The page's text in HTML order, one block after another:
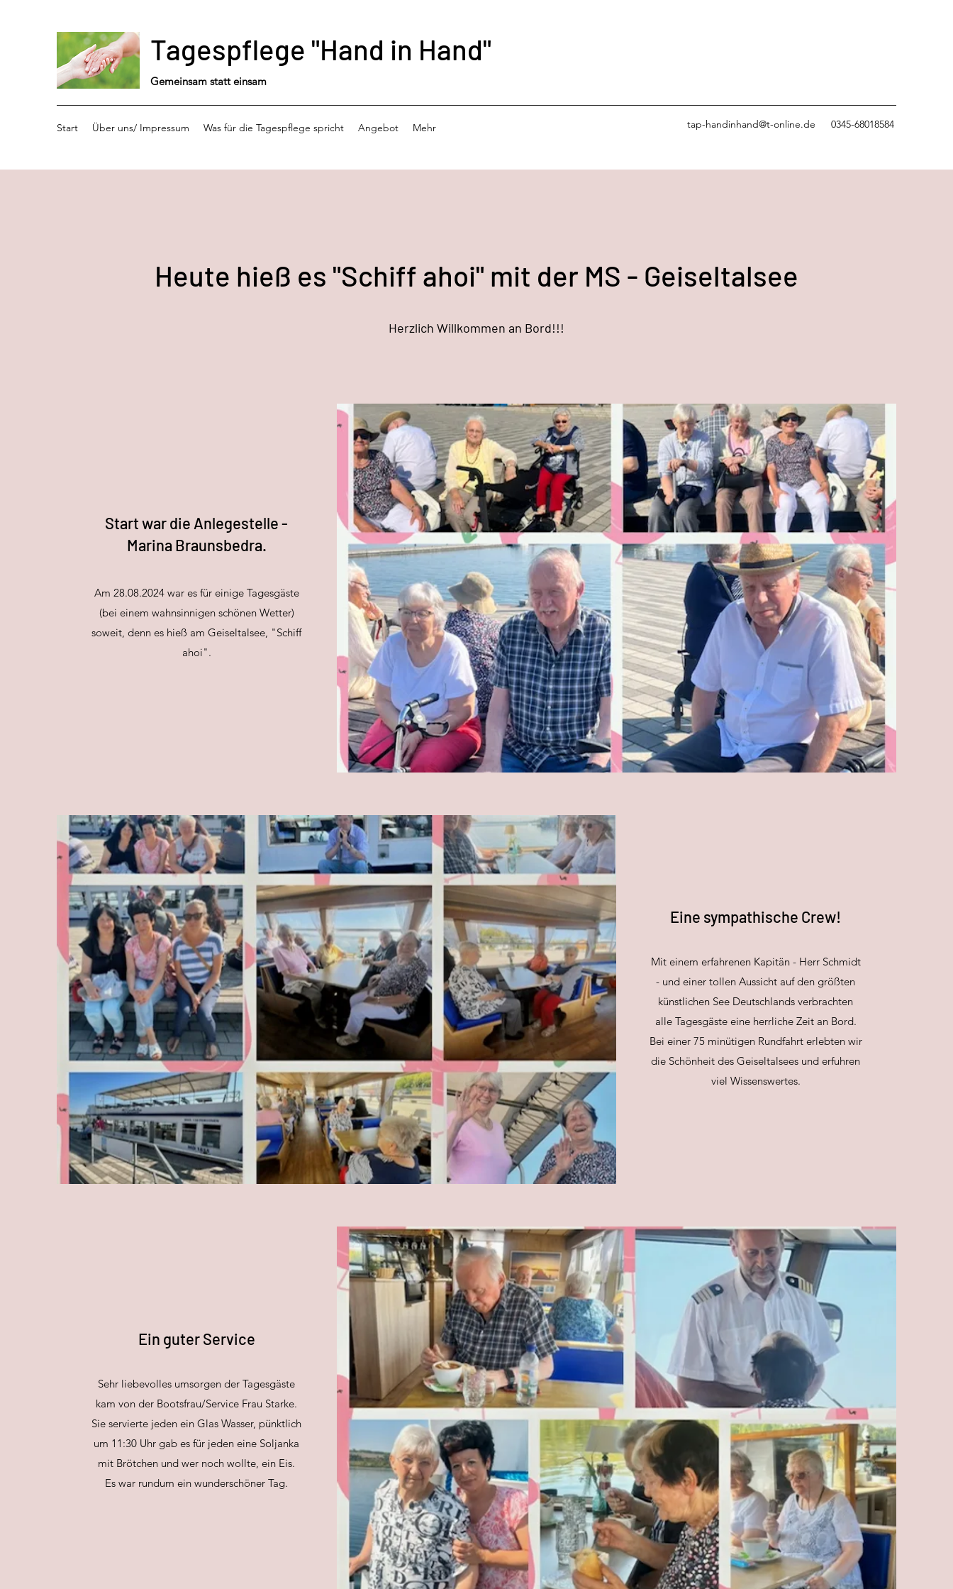
Tagespflege "Hand in Hand"
Gemeinsam statt einsam
Start Über uns/ Impressum Was für die Tagespflege spricht Angebot Mehr tap-handinhand@t-online.de 0345-68018584
Heute hieß es "Schiff ahoi" mit der MS - Geiseltalsee
Herzlich Willkommen an Bord!!!
Start war die Anlegestelle -
Marina Braunsbedra.
Am 28.08.2024 war es für einige Tagesgäste
(bei einem wahnsinnigen schönen Wetter)
soweit, denn es hieß am Geiseltalsee, "Schiff
ahoi".
Eine sympathische Crew!
Mit einem erfahrenen Kapitän - Herr Schmidt
- und einer tollen Aussicht auf den größten
künstlichen See Deutschlands verbrachten
alle Tagesgäste eine herrliche Zeit an Bord.
Bei einer 75 minütigen Rundfahrt erlebten wir
die Schönheit des Geiseltalsees und erfuhren
viel Wissenswertes.
Ein guter Service
Sehr liebevolles umsorgen der Tagesgäste
kam von der Bootsfrau/Service Frau Starke.
Sie servierte jeden ein Glas Wasser, pünktlich
um 11:30 Uhr gab es für jeden eine Soljanka
mit Brötchen und wer noch wollte, ein Eis.
Es war rundum ein wunderschöner Tag.